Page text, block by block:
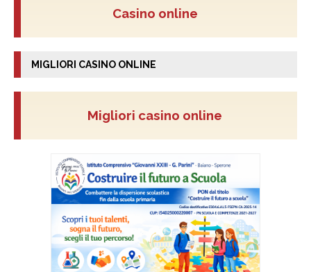
Casino online
MIGLIORI CASINO ONLINE
Migliori casino online